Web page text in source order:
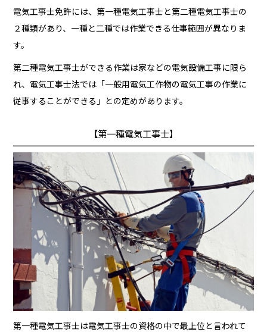
電気工事士免許には、第一種電気工事士と第二種電気工事士の
２種類があり、一種と二種では作業できる仕事範囲が異なりま
す。
第二種電気工事士ができる作業は家などの電気設備工事に限ら
れ、電気工事士法では「一般用電気工作物の電気工事の作業に
従事することができる」との定めがあります。
【第一種電気工事士】
第一種電気工事士は電気工事士の資格の中で最上位と言われて